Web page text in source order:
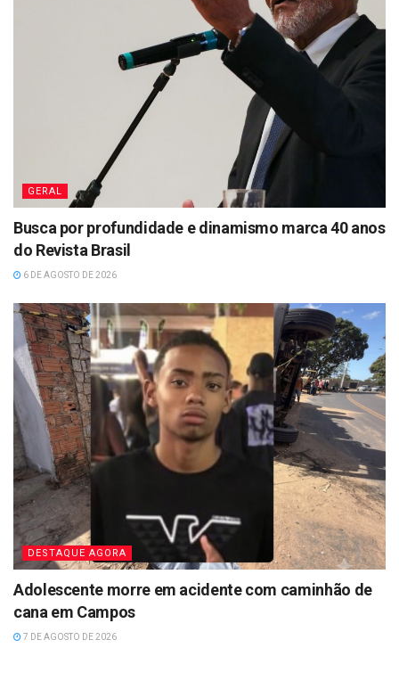
GERAL
Busca por profundidade e dinamismo marca 40 anos
do Revista Brasil
6 DE AGOSTO DE 2026
DESTAQUE AGORA
Adolescente morre em acidente com caminhão de
cana em Campos
7 DE AGOSTO DE 2026